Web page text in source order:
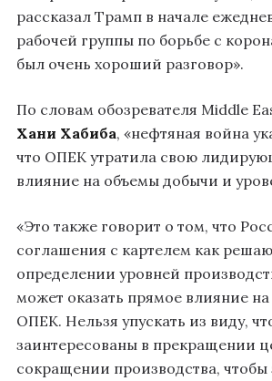
рассказал Трамп в начале
рабочей группы по борьбе с
был очень хороший разговор».
По словам обозревателя Middle
Хани Хабиба, «нефтяная война
что ОПЕК утратила свою
влияние на объемы добычи и
«Это также говорит о том, что
соглашения с картелем как
определении уровней
может оказать прямое влияние
ОПЕК. Нельзя упускать из виду,
заинтересованы в прекращении
сокращении производства,